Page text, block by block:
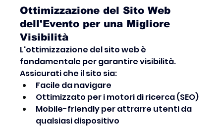
Ottimizzazione del Sito Web
dell'Evento per una Migliore
Visibilità
L'ottimizzazione del sito web è
fondamentale per garantire visibilità.
Assicurati che il sito sia:
Facile da navigare
Ottimizzato per i motori di ricerca (SEO)
Mobile-friendly per attrarre utenti da
qualsiasi dispositivo